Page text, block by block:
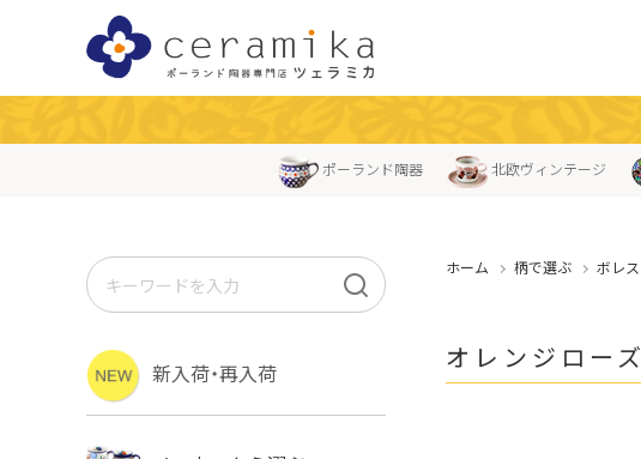
ポーランド陶器 北欧ヴィンテージ
ホーム 柄で選ぶ ボレス
オレンジローズ
新入荷・再入荷